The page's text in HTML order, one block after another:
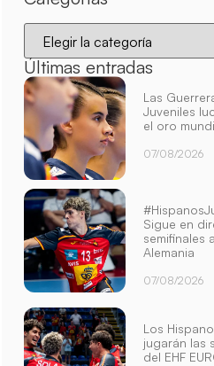
Últimas entradas
Las
Juveniles
el oro
07/08/2026
Sigue en
semifinales
Alemania
07/08/2026
Los
jugarán las
del EHF